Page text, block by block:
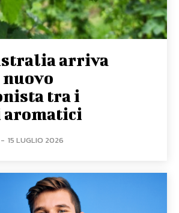
arriva
tra i
- 15 LUGLIO 2026